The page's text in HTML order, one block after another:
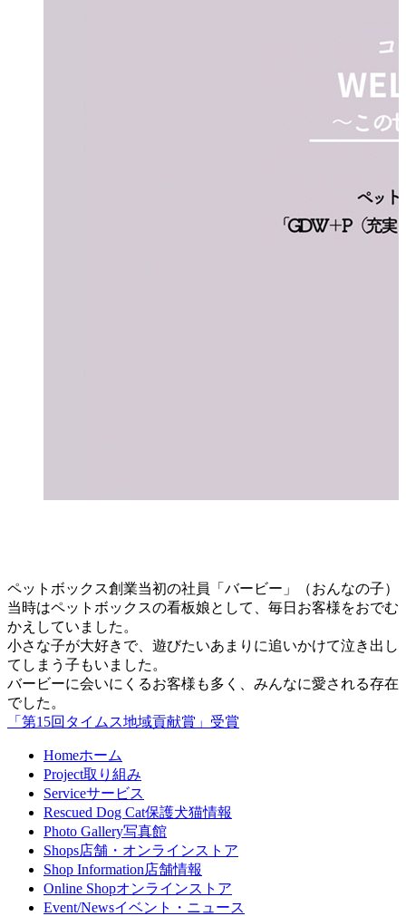
ペットボックス創業当初の社員「バービー」（おんなの子）
当時はペットボックスの看板娘として、毎日お客様をおでむ
かえしていました。
小さな子が大好きで、遊びたいあまりに追いかけて泣き出し
てしまう子もいました。
バービーに会いにくるお客様も多く、みんなに愛される存在
でした。
「第15回タイムス地域貢献賞」受賞
Homeホーム
Project取り組み
Serviceサービス
Rescued Dog Cat保護犬猫情報
Photo Gallery写真館
Shops店舗・オンラインストア
Shop Information店舗情報
Online Shopオンラインストア
Event/Newsイベント・ニュース